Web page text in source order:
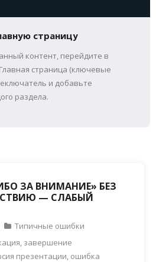
страницу
контент, перейдите в
страница (ключевые
и добавьте
раздела.
ЗА ВНИМАНИЕ» БЕЗ
— СЛАБЫЙ
Типичные ошибки
завершение
презентации ошибка